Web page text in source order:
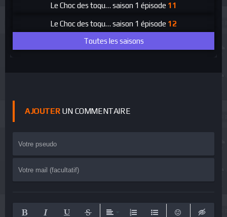
Le Choc des toquessaison 1 épisode 11
Le Choc des toquessaison 1 épisode 12
Toutes les saisons
AJOUTERUN COMMENTAIRE